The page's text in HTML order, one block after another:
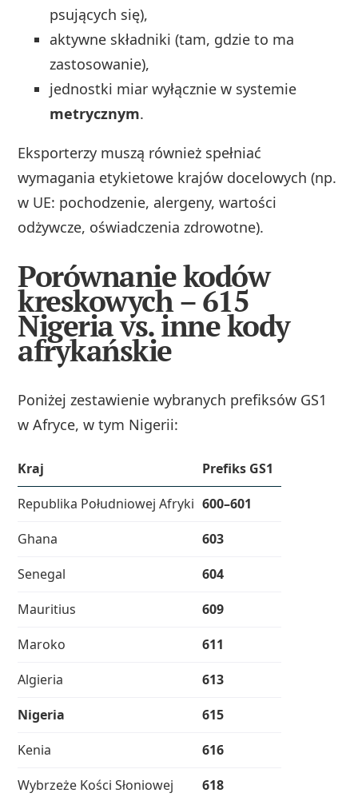
psujących się),
aktywne składniki (tam, gdzie to ma
zastosowanie),
jednostki miar wyłącznie w systemie
metrycznym.
Eksporterzy muszą również spełniać
wymagania etykietowe krajów docelowych (np.
w UE: pochodzenie, alergeny, wartości
odżywcze, oświadczenia zdrowotne).
Porównanie kodów
kreskowych – 615
Nigeria vs. inne kody
afrykańskie
Poniżej zestawienie wybranych prefiksów GS1
w Afryce, w tym Nigerii:
Kraj
Prefiks GS1
Republika Południowej Afryki 600–601
Ghana
603
Senegal
604
Mauritius
609
Maroko
611
Algieria
613
Nigeria
615
Kenia
616
Wybrzeże Kości Słoniowej
618